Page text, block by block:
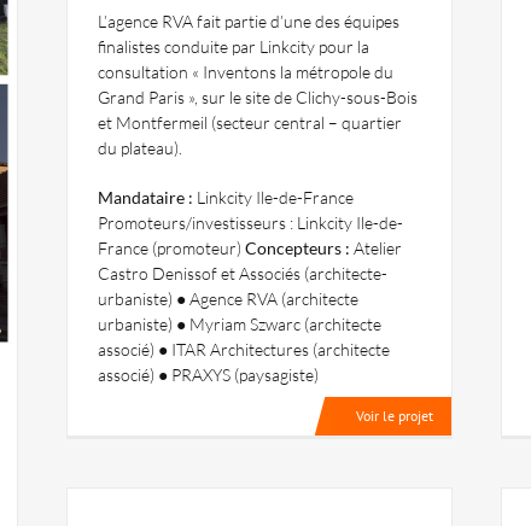
L’agence RVA fait partie d’une des équipes
finalistes conduite par Linkcity pour la
consultation « Inventons la métropole du
Grand Paris », sur le site de Clichy-sous-Bois
et Montfermeil (secteur central – quartier
du plateau).
Mandataire : Linkcity Ile-de-France
Promoteurs/investisseurs : Linkcity Ile-de-
France (promoteur) Concepteurs : Atelier
Castro Denissof et Associés (architecte-
urbaniste) ● Agence RVA (architecte
urbaniste) ● Myriam Szwarc (architecte
associé) ● ITAR Architectures (architecte
associé) ● PRAXYS (paysagiste)
Voir le projet